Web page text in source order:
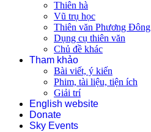
Thiên hà
Vũ trụ học
Thiên văn Phương Đông
Dụng cụ thiên văn
Chủ đề khác
Tham khảo
Bài viết, ý kiến
Phim, tài liệu, tiện ích
Giải trí
English website
Donate
Sky Events